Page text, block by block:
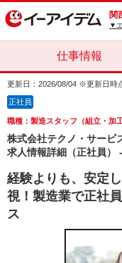
関
▼
仕事情報
更新日：2026/08/04 ※更新日時
正社員
職種：製造スタッフ（組立・加
株式会社テクノ・サー
求人情報詳細（正社員）
経験よりも、安定
視！製造業で正社
ス